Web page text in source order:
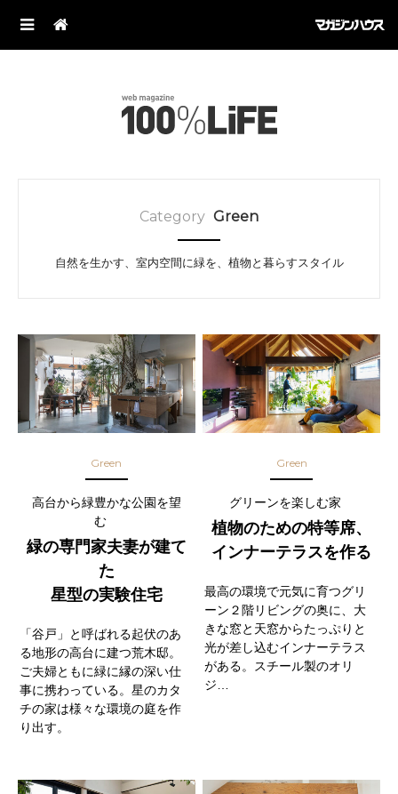
Category Green
自然を生かす、室内空間に緑を、植物と暮らすスタイル
Green
高台から緑豊かな公園を望
む
緑の専門家夫妻が建て
た
星型の実験住宅
「谷戸」と呼ばれる起伏のあ
る地形の高台に建つ荒木邸。
ご夫婦ともに緑に縁の深い仕
事に携わっている。星のカタ
チの家は様々な環境の庭を作
り出す。
Green
グリーンを楽しむ家
植物のための特等席、
インナーテラスを作る
最高の環境で元気に育つグリ
ーン２階リビングの奥に、大
きな窓と天窓からたっぷりと
光が差し込むインナーテラス
がある。スチール製のオリ
ジ…